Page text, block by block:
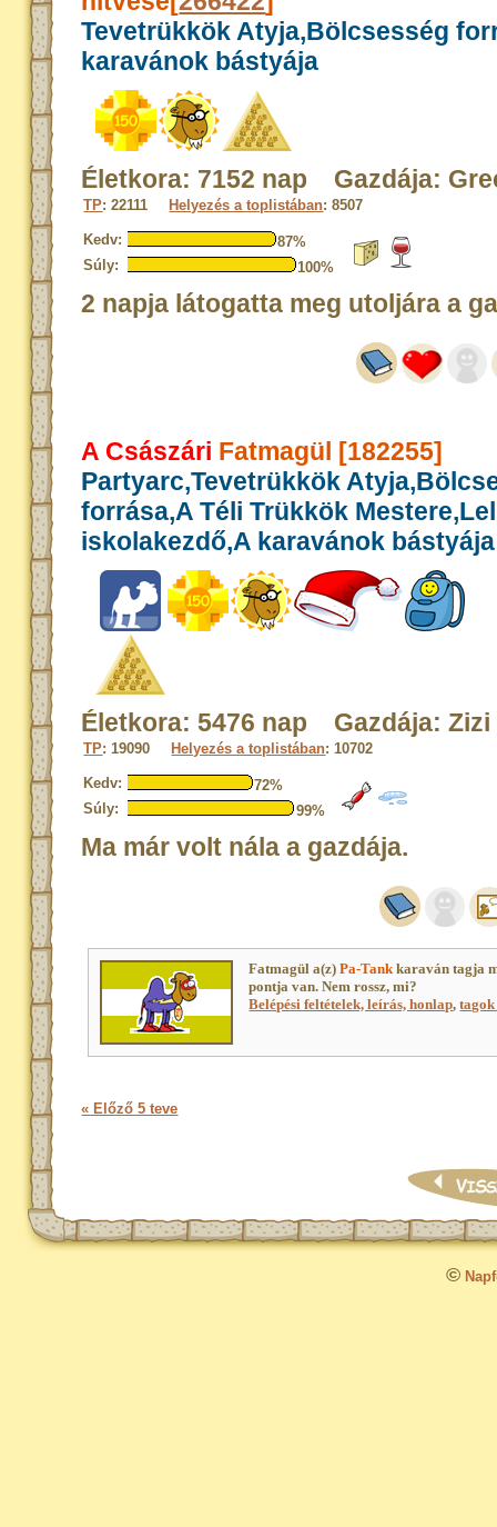
Tevetrükkök Atyja,Bölcsesség
karavánok bástyája
Életkora: 7152 nap Gazdája:
TP: 22111 Helyezés a toplistában: 8507
Kedv:
87%
Súly:
100%
2 napja látogatta meg utoljára a
A Császári Fatmagül [182255]
Partyarc,Tevetrükkök
forrása,A Téli Trükkök
iskolakezdő,A karavánok bástyája
Életkora: 5476 nap Gazdája: Zizi
TP: 19090 Helyezés a toplistában: 10702
Kedv:
72%
Súly:
99%
Ma már volt nála a gazdája.
Fatmagül a(z)Pa-Tankkaraván tagja
pontja van. Nem rossz, mi?
Belépési feltételek, leírás, honlap,
« Előző 5 teve
©